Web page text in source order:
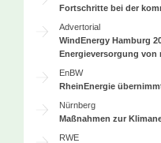
Fortschritte bei der
Advertorial
WindEnergy Hamburg
Energieversorgung von
EnBW
RheinEnergie
Nürnberg
Maßnahmen zur
RWE